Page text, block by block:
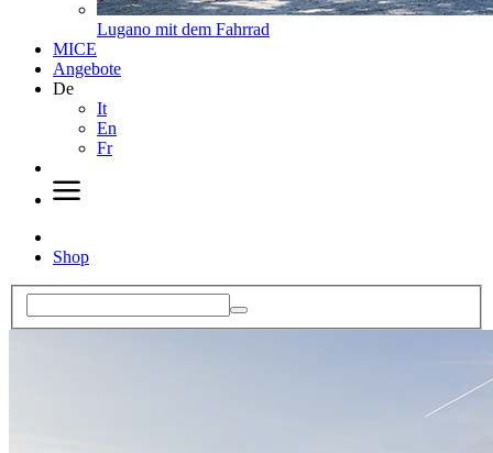
Lugano mit dem Fahrrad
MICE
Angebote
De
It
En
Fr
Shop